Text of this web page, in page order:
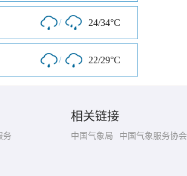
/ 24/34°C
/ 22/29°C
务
相关链接
中国气象局 中国气象服务协会